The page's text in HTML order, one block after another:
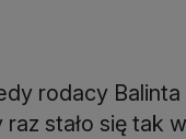
rodacy
stało się tak